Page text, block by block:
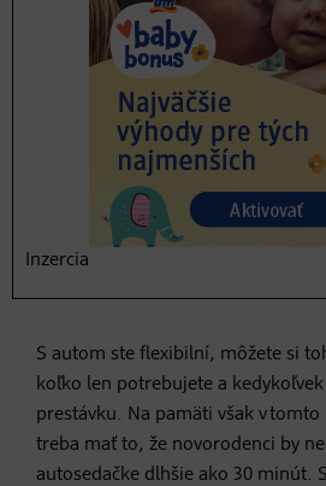
lietadlo: čo je
voľba, ak
dovolenku s
dieťatkom?
S autom ste flexibilní, môžete si
koľko len potrebujete a
prestávku. Na pamäti však v tomto
treba mať to, že novorodenci by
autosedačke dlhšie ako 30 minút.
Inzercia